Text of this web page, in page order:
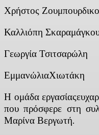
Χρήστος
Καλλιόπη
Γεωργία Τσιτσαρώλη
ΕμμανώλιαΧιωτάκη
Η ομάδα
που πρόσφερε στη
Μαρίνα Βεργωτή.